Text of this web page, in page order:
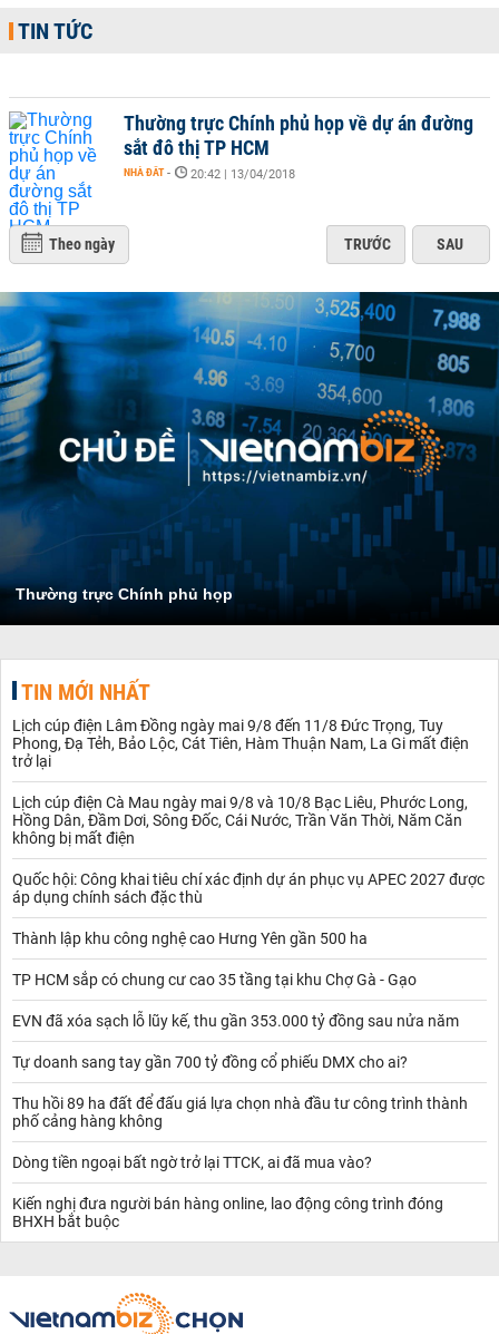
TIN TỨC
Thường trực Chính phủ họp về dự án đường
sắt đô thị TP HCM
NHÀ ĐẤT - 20:42 | 13/04/2018
Theo ngày TRƯỚC SAU
Thường trực Chính phủ họp
TIN MỚI NHẤT
Lịch cúp điện Lâm Đồng ngày mai 9/8 đến 11/8 Đức Trọng, Tuy
Phong, Đạ Tẻh, Bảo Lộc, Cát Tiên, Hàm Thuận Nam, La Gi mất điện
trở lại
Lịch cúp điện Cà Mau ngày mai 9/8 và 10/8 Bạc Liêu, Phước Long,
Hồng Dân, Đầm Dơi, Sông Đốc, Cái Nước, Trần Văn Thời, Năm Căn
không bị mất điện
Quốc hội: Công khai tiêu chí xác định dự án phục vụ APEC 2027 được
áp dụng chính sách đặc thù
Thành lập khu công nghệ cao Hưng Yên gần 500 ha
TP HCM sắp có chung cư cao 35 tầng tại khu Chợ Gà - Gạo
EVN đã xóa sạch lỗ lũy kế, thu gần 353.000 tỷ đồng sau nửa năm
Tự doanh sang tay gần 700 tỷ đồng cổ phiếu DMX cho ai?
Thu hồi 89 ha đất để đấu giá lựa chọn nhà đầu tư công trình thành
phố cảng hàng không
Dòng tiền ngoại bất ngờ trở lại TTCK, ai đã mua vào?
Kiến nghị đưa người bán hàng online, lao động công trình đóng
BHXH bắt buộc